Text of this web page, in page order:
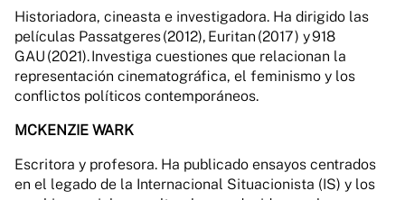
Historiadora, cineasta e investigadora. Ha dirigido las
películas Passatgeres (2012), Euritan (2017) y 918
GAU (2021). Investiga cuestiones que relacionan la
representación cinematográfica, el feminismo y los
conflictos políticos contemporáneos.
MCKENZIE WARK
Escritora y profesora. Ha publicado ensayos centrados
en el legado de la Internacional Situacionista (IS) y los